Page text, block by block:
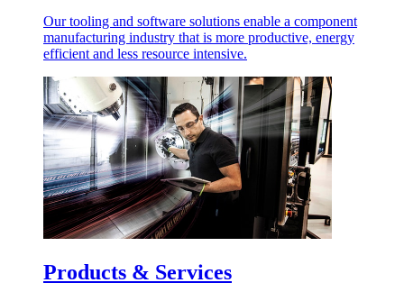
Our tooling and software solutions enable a component
manufacturing industry that is more productive, energy
efficient and less resource intensive.
Products & Services